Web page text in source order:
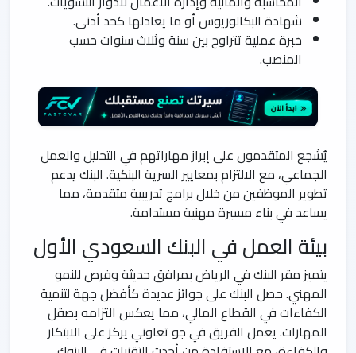
شهادة البكالوريوس أو ما يعادلها كحد أدنى.
خبرة عملية تتراوح بين سنة وثلاث سنوات حسب
المنصب.
يُشجع المتقدمون على إبراز مهاراتهم في التحليل والعمل
الجماعي، مع الالتزام بمعايير السرية البنكية. البنك يدعم
تطوير الموظفين من خلال برامج تدريبية متقدمة، مما
يساعد في بناء مسيرة مهنية مستدامة.
بيئة العمل في البنك السعودي الأول
يتميز مقر البنك في الرياض بمرافق حديثة وفرص للنمو
المهني. حصل البنك على جوائز عديدة كأفضل جهة لتنمية
الكفاءات في القطاع المالي، مما يعكس التزامه بصقل
المهارات. يعمل الفريق في جو تعاوني يركز على الابتكار